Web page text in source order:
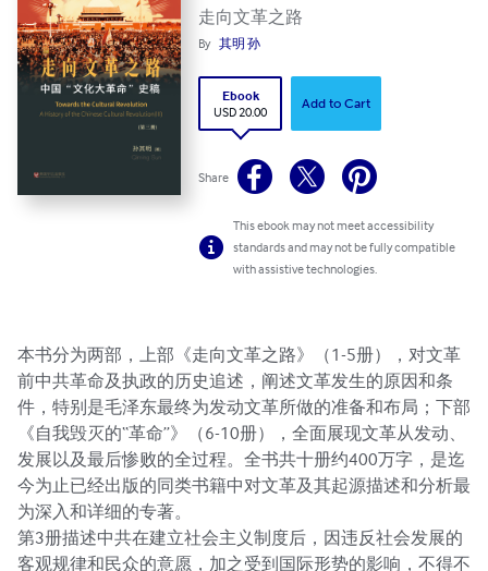
走向文革之路
By 其明 孙
Ebook
USD 20.00
Add to Cart
Share
This ebook may not meet accessibility
standards and may not be fully compatible
with assistive technologies.
本书分为两部，上部《走向文革之路》（1-5册），对文革
前中共革命及执政的历史追述，阐述文革发生的原因和条
件，特别是毛泽东最终为发动文革所做的准备和布局；下部
《自我毁灭的“革命”》（6-10册），全面展现文革从发动、
发展以及最后惨败的全过程。全书共十册约400万字，是迄
今为止已经出版的同类书籍中对文革及其起源描述和分析最
为深入和详细的专著。
第3册描述中共在建立社会主义制度后，因违反社会发展的
客观规律和民众的意愿，加之受到国际形势的影响，不得不